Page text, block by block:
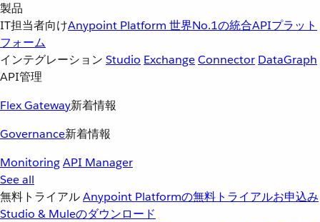
製品
IT担当者向けAnypoint Platform 世界No.1の統合APIプラット
フォーム
インテグレーション Studio ExchangeConnector DataGraph
API管理
Flex Gateway新着情報
Governance新着情報
MonitoringAPI Manager
See all
無料トライアルAnypoint Platformの無料トライアルお申込み
Studio & Muleのダウンロード